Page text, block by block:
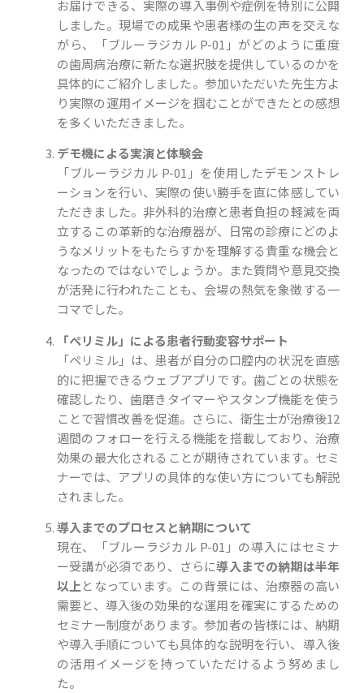
お届けできる、実際の導入事例や症例を特別に公開
しました。現場での成果や患者様の生の声を交えな
がら、「ブルーラジカル P-01」がどのように重度
の歯周病治療に新たな選択肢を提供しているのかを
具体的にご紹介しました。参加いただいた先生方よ
り実際の運用イメージを掴むことができたとの感想
を多くいただきました。
デモ機による実演と体験会
「ブルーラジカル P-01」を使用したデモンストレ
ーションを行い、実際の使い勝手を直に体感してい
ただきました。非外科的治療と患者負担の軽減を両
立するこの革新的な治療器が、日常の診療にどのよ
うなメリットをもたらすかを理解する貴重な機会と
なったのではないでしょうか。また質問や意見交換
が活発に行われたことも、会場の熱気を象徴する一
コマでした。
「ペリミル」による患者行動変容サポート
「ペリミル」は、患者が自分の口腔内の状況を直感
的に把握できるウェブアプリです。歯ごとの状態を
確認したり、歯磨きタイマーやスタンプ機能を使う
ことで習慣改善を促進。さらに、衛生士が治療後12
週間のフォローを行える機能を搭載しており、治療
効果の最大化されることが期待されています。セミ
ナーでは、アプリの具体的な使い方についても解説
されました。
導入までのプロセスと納期について
現在、「ブルーラジカル P-01」の導入にはセミナ
ー受講が必須であり、さらに導入までの納期は半年
以上となっています。この背景には、治療器の高い
需要と、導入後の効果的な運用を確実にするための
セミナー制度があります。参加者の皆様には、納期
や導入手順についても具体的な説明を行い、導入後
の活用イメージを持っていただけるよう努めまし
た。